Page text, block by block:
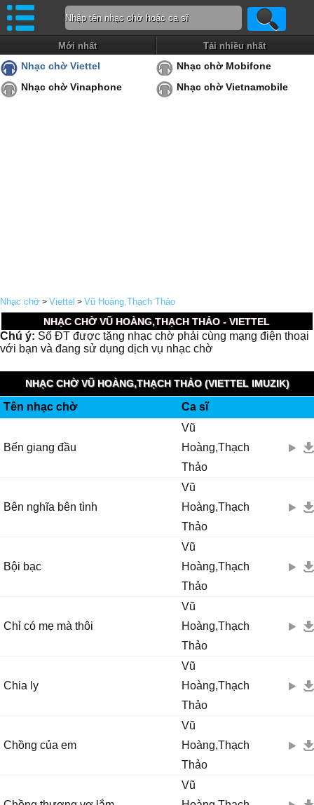
Mới nhất Tải nhiều nhất
Nhạc chờ Viettel
Nhạc chờ Mobifone
Nhạc chờ Vinaphone
Nhạc chờ Vietnamobile
Nhạc chờ > Viettel > Vũ Hoàng,Thạch Thảo
NHẠC CHỜ VŨ HOÀNG,THẠCH THẢO - VIETTEL
Chú ý: Số ĐT được tặng nhạc chờ phải cùng mạng điện thoại
với bạn và đang sử dụng dịch vụ nhạc chờ
NHẠC CHỜ VŨ HOÀNG,THẠCH THẢO (VIETTEL IMUZIK)
Tên nhạc chờ Ca sĩ
Bến giang đầu
Vũ
Hoàng,Thạch
Thảo
Bên nghĩa bên tình
Vũ
Hoàng,Thạch
Thảo
Bội bạc
Vũ
Hoàng,Thạch
Thảo
Chỉ có mẹ mà thôi
Vũ
Hoàng,Thạch
Thảo
Chia ly
Vũ
Hoàng,Thạch
Thảo
Chồng của em
Vũ
Hoàng,Thạch
Thảo
Vũ